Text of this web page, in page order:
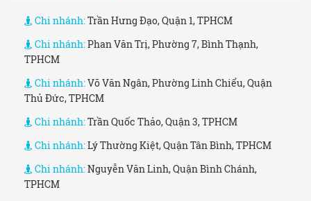
Chi nhánh:Trần Hưng Đạo, Quận 1, TPHCM
Chi nhánh:Phan Văn Trị, Phường 7, Bình Thạnh,
TPHCM
Chi nhánh:Võ Văn Ngân, Phường Linh Chiểu, Quận
Thủ Đức, TPHCM
Chi nhánh:Trần Quốc Thảo, Quận 3, TPHCM
Chi nhánh:Lý Thường Kiệt, Quận Tân Bình, TPHCM
Chi nhánh:Nguyễn Văn Linh, Quận Bình Chánh,
TPHCM